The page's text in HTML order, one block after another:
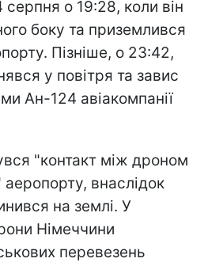
о 19:28, коли він
боку та приземлився
Пізніше, о 23:42,
у повітря та завис
Ан-124 авіакомпанії
"контакт між дроном
аеропорту, внаслідок
на землі. У
Німеччини
перевезень